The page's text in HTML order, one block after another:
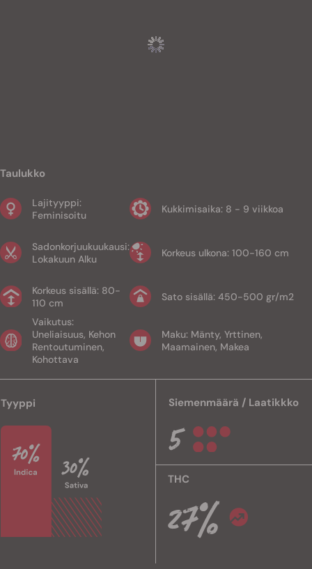
Taulukko
Lajityyppi:
Feminisoitu
Sadonkorjuukuukausi:
Lokakuun Alku
Korkeus sisällä: 80-
110 cm
Vaikutus:
Uneliaisuus, Kehon
Rentoutuminen,
Kohottava
Kukkimisaika: 8 - 9 viikkoa
Korkeus ulkona: 100-160 cm
Sato sisällä: 450-500 gr/m2
Maku: Mänty, Yrttinen,
Maamainen, Makea
Tyyppi Siemenmäärä / Laatikkko
THC